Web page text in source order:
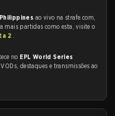
ao vivo na strafe.com,
mais partidas como esta, visite o
2 .
no EPL World Series
destaques e transmissões ao